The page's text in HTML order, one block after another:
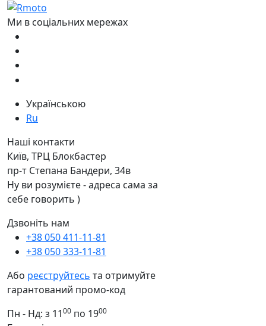
Ми в соціальних мережах
Українською
Ru
Наші контакти
Київ, ТРЦ Блокбастер
пр-т Степана Бандери, 34в
Ну ви розумієте - адреса сама за
себе говорить )
Дзвоніть нам
+38 050 411-11-81
+38 050 333-11-81
Або реєструйтесь та отримуйте
гарантований промо-код
Пн - Нд: з 1100 по 1900